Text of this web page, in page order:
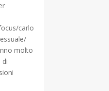
carlo
molto
di